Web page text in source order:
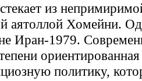
из
аятоллой Хомейни.
Иран-1979.
политику,